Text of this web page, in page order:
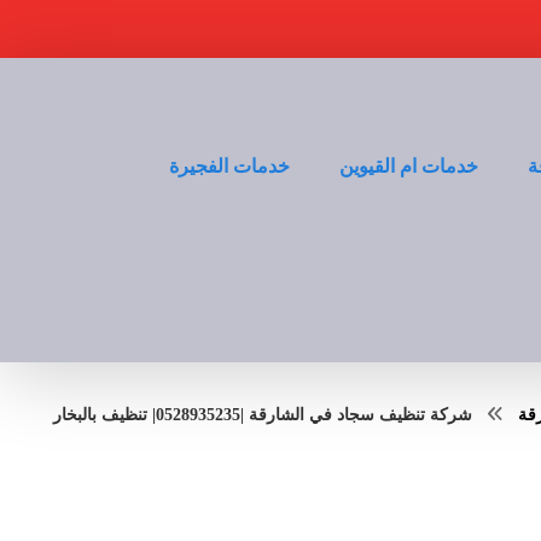
خدمات ام القيوين خدمات الفجيرة
شركة تنظيف سجاد في الشارقة |0528935235| تنظيف بالبخار